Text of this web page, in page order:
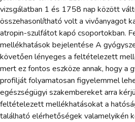
vizsgálatban 1 és 1758 nap között
összehasonlítható volt a vivőanyagot
atropin-szulfátot kapó csoportokban.
mellékhatások bejelentése A
követően lényeges a feltételezett
mert ez fontos eszköze annak, hogy a
profilját folyamatosan figyelemmel
egészségügyi szakembereket arra
feltételezett mellékhatásokat a
található elérhetőségek valamelyikén